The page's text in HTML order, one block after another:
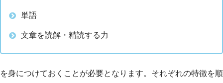
単語
文章を読解・精読する力
を身につけておくことが必要となります。それぞれの特徴を順